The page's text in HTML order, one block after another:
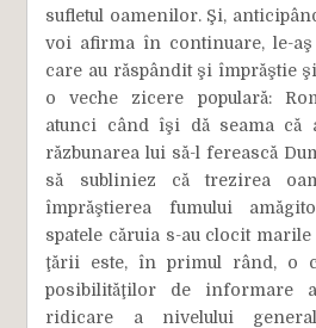
sufletul oamenilor. Şi,
voi afirma în continuare, le-
care au răspândit şi împrăştie
o veche zicere populară:
atunci când îşi dă seama că
răzbunarea lui să-l ferească
să subliniez că trezirea
împrăştierea fumului
spatele căruia s-au clocit
ţării este, în primul rând, o
posibilităţilor de informare
ridicare a nivelului